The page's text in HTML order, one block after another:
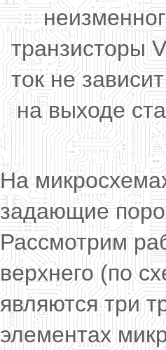
транзисторы
ток не
на выходе
На
задающие
Рассмотрим
верхнего (по
являются три
элементах